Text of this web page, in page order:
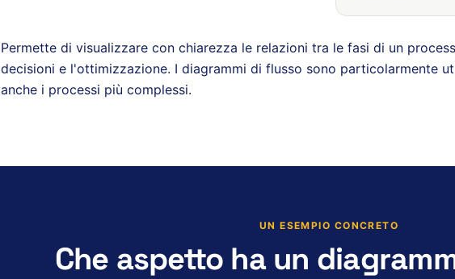
Permette di visualizzare con chiarezza le relazioni tra le fasi di un
decisioni e l'ottimizzazione. I diagrammi di flusso sono particolarmente
anche i processi più complessi.
UN ESEMPIO CONCRETO
Che aspetto ha un